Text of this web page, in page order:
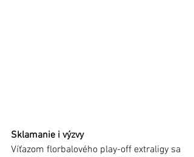
Sklamanie i výzvy
Víťazom florbalového play-off extraligy sa